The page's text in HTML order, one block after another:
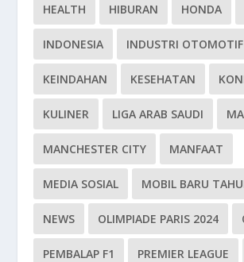
HEALTH HIBURAN HONDA
INDONESIA INDUSTRI OTOMOTIF
KEINDAHAN KESEHATAN
KULINER LIGA ARAB SAUDI
MANCHESTER CITY MANFAAT
MEDIA SOSIAL MOBIL BARU
NEWS OLIMPIADE PARIS 2024
PEMBALAP F1 PREMIER LEAGUE